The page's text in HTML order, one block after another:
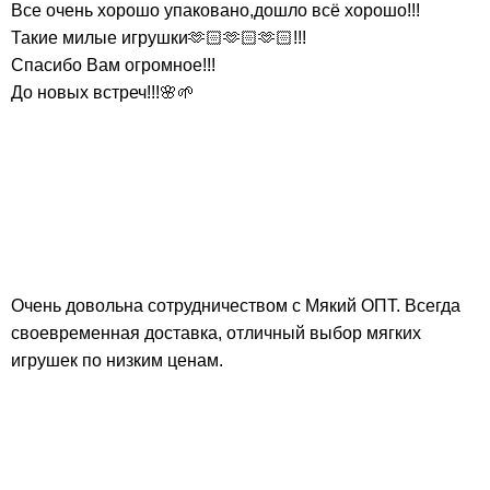
Все очень хорошо упаковано,дошло всё хорошо!!!
Такие милые игрушки🫶🏻🫶🏻🫶🏻!!!
Спасибо Вам огромное!!!
До новых встреч!!!🌸🌱
Очень довольна сотрудничеством с Мякий ОПТ. Всегда
своевременная доставка, отличный выбор мягких
игрушек по низким ценам.